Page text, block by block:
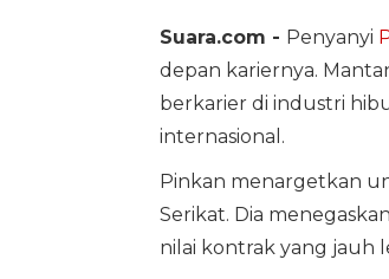
Suara.com - Penyanyi
depan kariernya.
berkarier di industri
internasional.
Pinkan menargetkan
Serikat. Dia
nilai kontrak yang jauh